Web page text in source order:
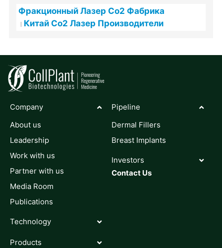
Фракционный Лазер Со2 Фабрика
Китай Co2 Лазер Производители
Company
About us
Leadership
Work with us
Partner with us
Media Room
Publications
Technology
Products
Pipeline
Dermal Fillers
Breast Implants
Investors
Contact Us